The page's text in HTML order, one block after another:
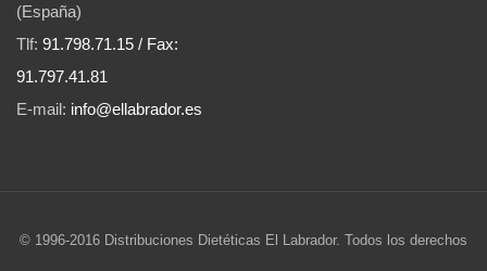
(España)
Tlf: 91.798.71.15 / Fax:
91.797.41.81
E-mail: info@ellabrador.es
© 1996-2016 Distribuciones Dietéticas El Labrador. Todos los derechos